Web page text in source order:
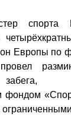
спорта
Европы по
забега,
фондом